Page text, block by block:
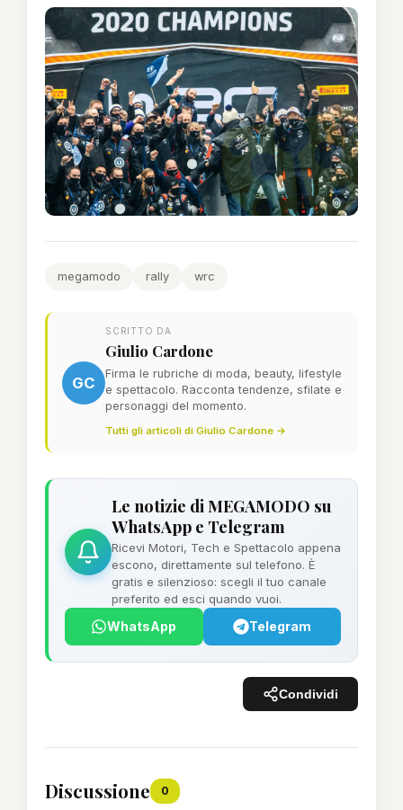
megamodo rally wrc
GC
SCRITTO DA
Giulio Cardone
Firma le rubriche di moda, beauty, lifestyle
e spettacolo. Racconta tendenze, sfilate e
personaggi del momento.
Tutti gli articoli di Giulio Cardone →
Le notizie di MEGAMODO su
WhatsApp e Telegram
Ricevi Motori, Tech e Spettacolo appena
escono, direttamente sul telefono. È
gratis e silenzioso: scegli il tuo canale
preferito ed esci quando vuoi.
WhatsApp Telegram
Condividi
Discussione 0